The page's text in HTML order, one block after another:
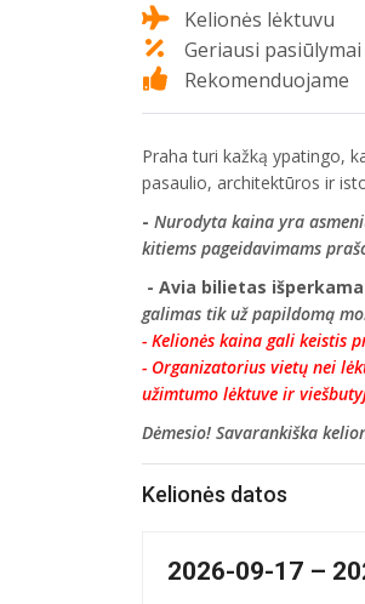
Kelionės lėktuvu
Geriausi pasiūlymai
Rekomenduojame
Praha turi kažką ypatingo,
pasaulio, architektūros ir
- Nurodyta kaina yra
kitiems pageidavimams
- Avia bilietas
galimas tik už papildomą
- Kelionės kaina gali keistis
- Organizatorius vietų nei
užimtumo lėktuve ir
Dėmesio! Savarankiška
Kelionės datos
2026-09-17 –